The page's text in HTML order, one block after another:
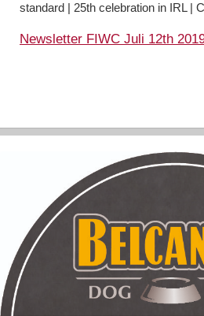
standard | 25th celebration in IRL |
Newsletter FIWC Juli 12th